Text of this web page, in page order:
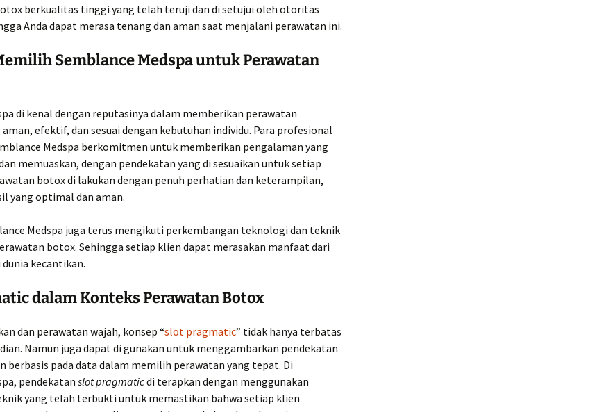
berkualitas tinggi yang telah teruji dan di setujui oleh otoritas
Anda dapat merasa tenang dan aman saat menjalani perawatan ini.
Semblance Medspa untuk Perawatan
di kenal dengan reputasinya dalam memberikan perawatan
efektif, dan sesuai dengan kebutuhan individu. Para profesional
Medspa berkomitmen untuk memberikan pengalaman yang
memuaskan, dengan pendekatan yang di sesuaikan untuk setiap
botox di lakukan dengan penuh perhatian dan keterampilan,
yang optimal dan aman.
Medspa juga terus mengikuti perkembangan teknologi dan teknik
botox. Sehingga setiap klien dapat merasakan manfaat dari
kecantikan.
dalam Konteks Perawatan Botox
dan perawatan wajah, konsep “slot pragmatic” tidak hanya terbatas
Namun juga dapat di gunakan untuk menggambarkan pendekatan
berbasis pada data dalam memilih perawatan yang tepat. Di
pendekatan slot pragmaticdi terapkan dengan menggunakan
yang telah terbukti untuk memastikan bahwa setiap klien